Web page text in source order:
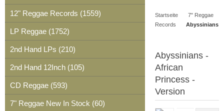
Startseite
7" Reggae
Records
Abyssinians
Abyssinians -
African
Princess -
Version
12" Reggae Records (1559)
LP Reggae (1752)
2nd Hand LPs (210)
2nd Hand 12Inch (105)
CD Reggae (593)
7" Reggae New In Stock (60)